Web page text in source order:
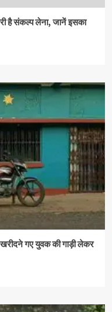
है संकल्प लेना, जानें इसका
खरीदने गए युवक की गाड़ी लेकर